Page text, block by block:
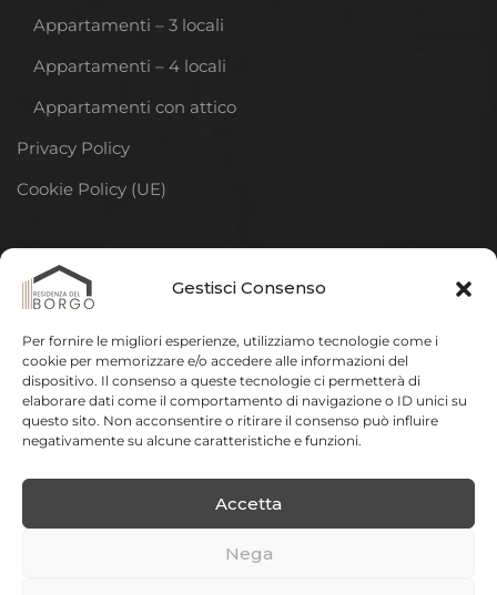
Gestisci Consenso
Per fornire le migliori esperienze, utilizziamo tecnologie come i
cookie per memorizzare e/o accedere alle informazioni del
dispositivo. Il consenso a queste tecnologie ci permetterà di
elaborare dati come il comportamento di navigazione o ID unici su
questo sito. Non acconsentire o ritirare il consenso può influire
negativamente su alcune caratteristiche e funzioni.
Accetta
Nega
Appartamenti – 3 locali
Appartamenti – 4 locali
Appartamenti con attico
Privacy Policy
Cookie Policy (UE)
DISCLAIMER
ha lo scopo di illustrare gli elementi fondamentali e più
significativi del progetto. In sede di elaborazione del
progetto esecutivo e della realizzazione delle opere
potranno essere apportate varianti a quanto qui
riportato per esigenze tecniche, impiantistiche,
strutturali o di altra necessità.